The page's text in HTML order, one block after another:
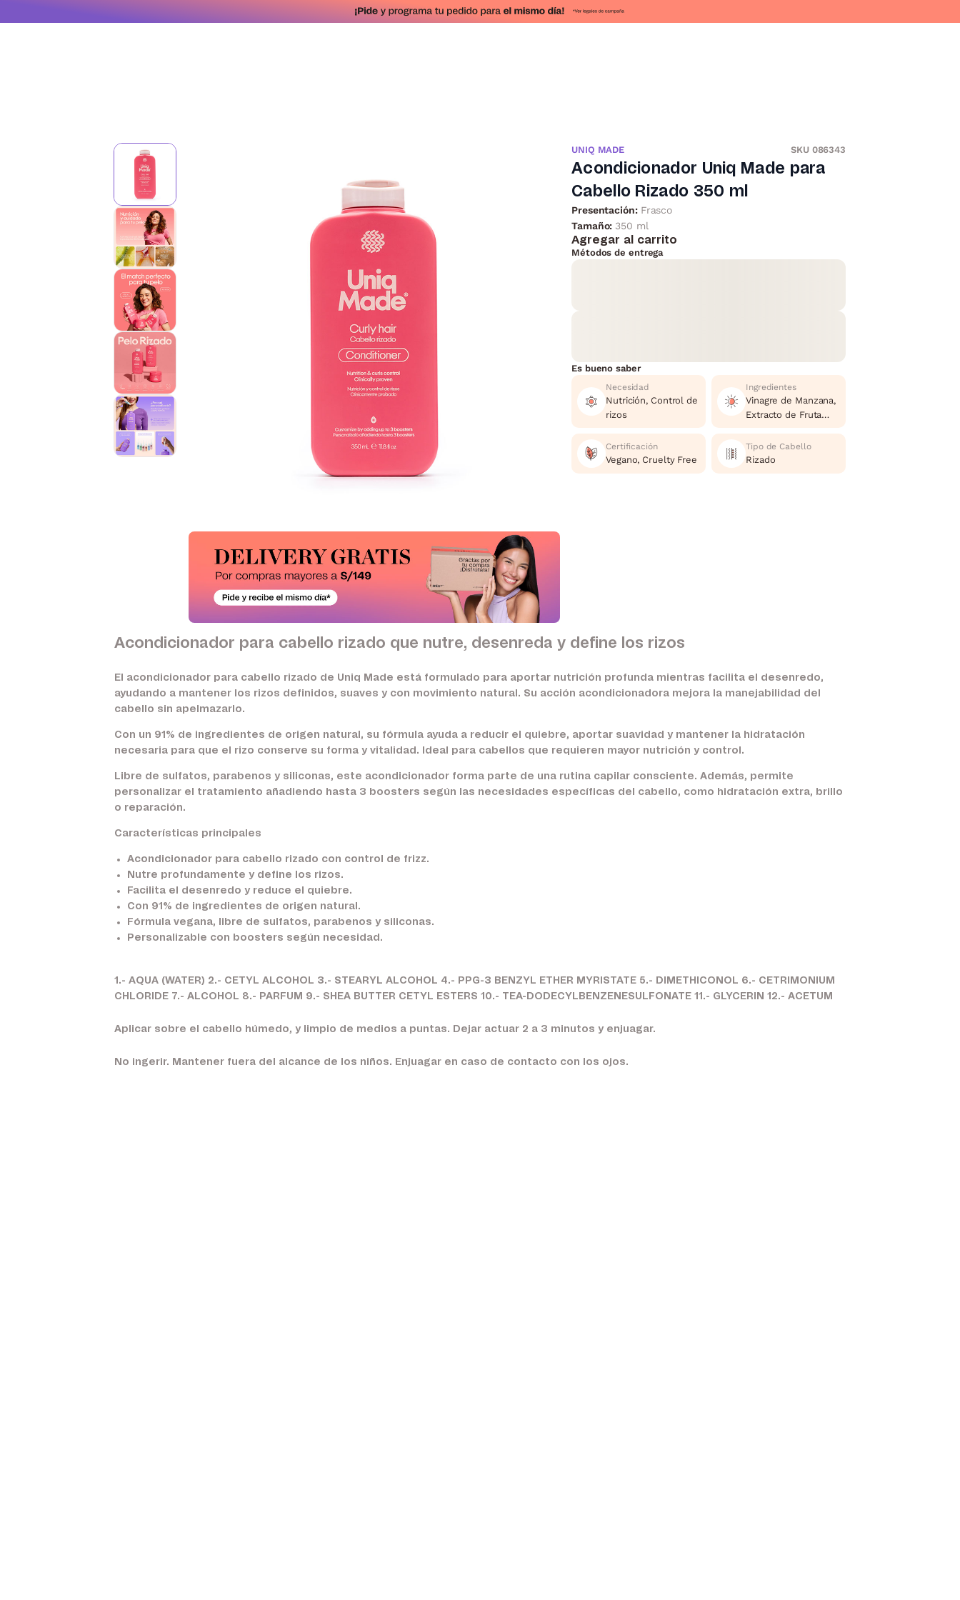
UNIQ MADE SKU 086343
Acondicionador Uniq Made para
Cabello Rizado 350 ml
Presentación: Frasco
Tamaño: 350 ml
Agregar al carrito
Métodos de entrega
Es bueno saber
Necesidad
Nutrición, Control de
rizos
Ingredientes
Vinagre de Manzana,
Extracto de Fruta
Ácida, Extracto de
Jengibre.
Certificación
Vegano, Cruelty Free
Tipo de Cabello
Rizado
Acondicionador para cabello rizado que nutre, desenreda y define los rizos
El acondicionador para cabello rizado de Uniq Made está formulado para aportar nutrición profunda mientras facilita el desenredo,
ayudando a mantener los rizos definidos, suaves y con movimiento natural. Su acción acondicionadora mejora la manejabilidad del
cabello sin apelmazarlo.
Con un 91% de ingredientes de origen natural, su fórmula ayuda a reducir el quiebre, aportar suavidad y mantener la hidratación
necesaria para que el rizo conserve su forma y vitalidad. Ideal para cabellos que requieren mayor nutrición y control.
Libre de sulfatos, parabenos y siliconas, este acondicionador forma parte de una rutina capilar consciente. Además, permite
personalizar el tratamiento añadiendo hasta 3 boosters según las necesidades específicas del cabello, como hidratación extra, brillo
o reparación.
Características principales
Acondicionador para cabello rizado con control de frizz.
Nutre profundamente y define los rizos.
Facilita el desenredo y reduce el quiebre.
Con 91% de ingredientes de origen natural.
Fórmula vegana, libre de sulfatos, parabenos y siliconas.
Personalizable con boosters según necesidad.
1.- AQUA (WATER) 2.- CETYL ALCOHOL 3.- STEARYL ALCOHOL 4.- PPG-3 BENZYL ETHER MYRISTATE 5.- DIMETHICONOL 6.- CETRIMONIUM
CHLORIDE 7.- ALCOHOL 8.- PARFUM 9.- SHEA BUTTER CETYL ESTERS 10.- TEA-DODECYLBENZENESULFONATE 11.- GLYCERIN 12.- ACETUM
Aplicar sobre el cabello húmedo, y limpio de medios a puntas. Dejar actuar 2 a 3 minutos y enjuagar.
No ingerir. Mantener fuera del alcance de los niños. Enjuagar en caso de contacto con los ojos.